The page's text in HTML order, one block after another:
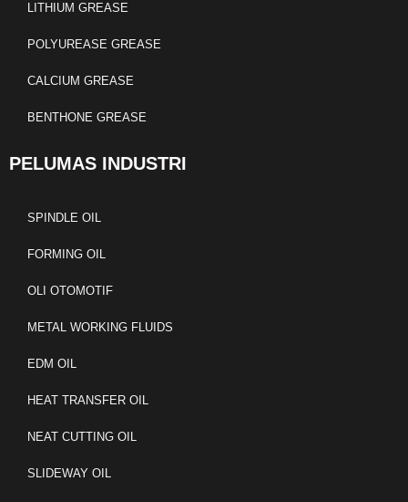
LITHIUM GREASE
POLYUREASE GREASE
CALCIUM GREASE
BENTHONE GREASE
PELUMAS INDUSTRI
SPINDLE OIL
FORMING OIL
OLI OTOMOTIF
METAL WORKING FLUIDS
EDM OIL
HEAT TRANSFER OIL
NEAT CUTTING OIL
SLIDEWAY OIL